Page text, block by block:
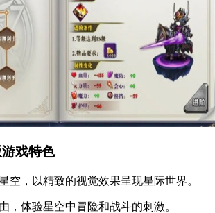
戏特色
空，以精致的视觉效果呈现星际世界。
，体验星空中冒险和战斗的刺激。